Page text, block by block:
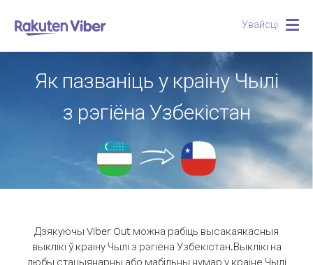
Увайсці
Як пазваніць у краіну Чылі
з рэгіёна Узбекістан
Дзякуючы Viber Out можна рабіць высакаякасныя
выклікі ў краіну Чылі з рэгіёна Узбекістан.Выклікі на
любы стацыянарны або мабільны нумар у краіне Чылі